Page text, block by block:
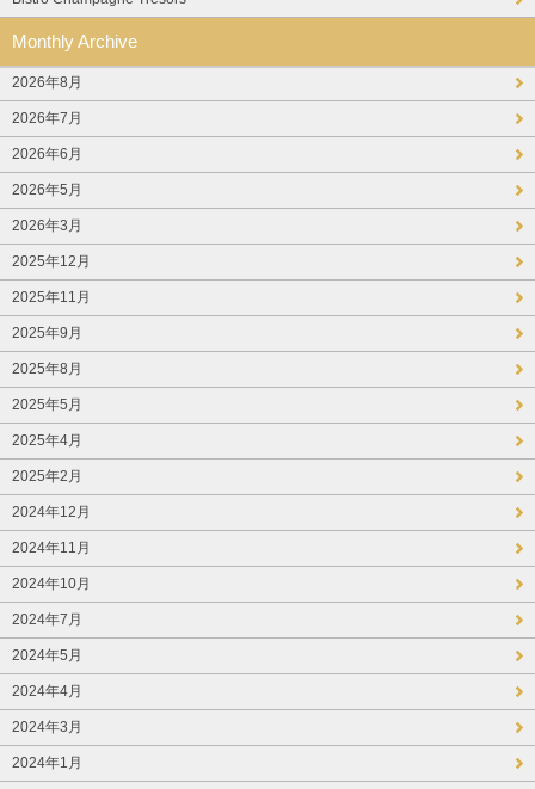
Monthly Archive
2026年8月
2026年7月
2026年6月
2026年5月
2026年3月
2025年12月
2025年11月
2025年9月
2025年8月
2025年5月
2025年4月
2025年2月
2024年12月
2024年11月
2024年10月
2024年7月
2024年5月
2024年4月
2024年3月
2024年1月